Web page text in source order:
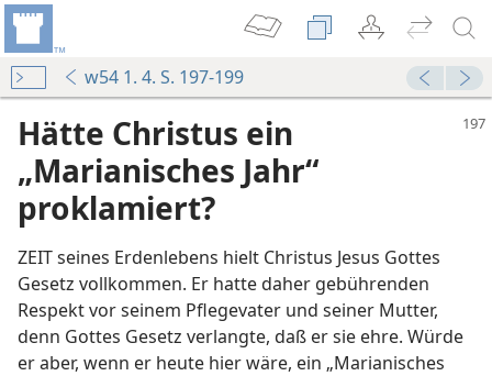
w54 1. 4. S. 197-199
Hätte Christus ein
„Marianisches Jahr“
proklamiert?
ZEIT seines Erdenlebens hielt Christus Jesus Gottes
Gesetz vollkommen. Er hatte daher gebührenden
Respekt vor seinem Pflegevater und seiner Mutter,
denn Gottes Gesetz verlangte, daß er sie ehre. Würde
er aber, wenn er heute hier wäre, ein „Marianisches